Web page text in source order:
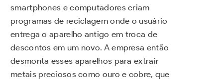
smartphones e computadores criam
programas de reciclagem onde o usuário
entrega o aparelho antigo em troca de
descontos em um novo. A empresa então
desmonta esses aparelhos para extrair
metais preciosos como ouro e cobre, que